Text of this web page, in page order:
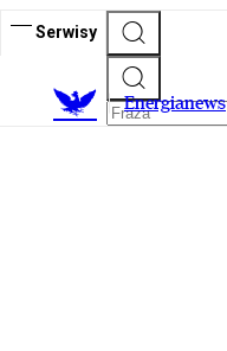
Serwisy
Energianews